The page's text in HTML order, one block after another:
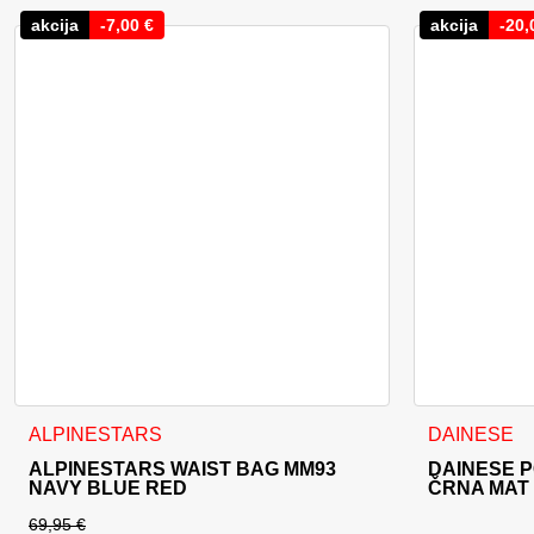
akcija -7,00 €
ALPINESTARS
ALPINESTARS WAIST BAG MM93
NAVY BLUE RED
69,95€
akcija -
DAINESE
DAINESE
ČRNA MAT
Ta izdelek